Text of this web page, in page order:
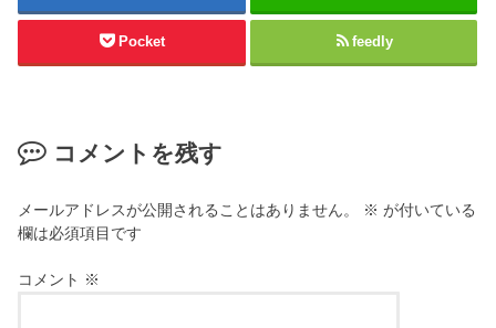
Pocket feedly
コメントを残す
メールアドレスが公開されることはありません。 ※ が付いている
欄は必須項目です
コメント ※